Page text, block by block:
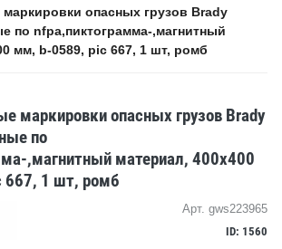
опасных грузов Brady
по nfpa,пиктограмма-,магнитный
мм, b-0589, pic 667, 1 шт, ромб
маркировки опасных грузов Brady
по
,магнитный материал, 400x400
1 шт, ромб
Арт. gws223965
ID: 1560